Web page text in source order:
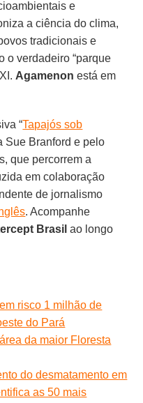
e
a ciência do clima,
tradicionais e
o verdadeiro “parque
Agamenon está em
“Tapajós sob
Sue Branford e pelo
que percorrem a
em colaboração
de jornalismo
. Acompanhe
Brasil ao longo
risco 1 milhão de
do Pará
da maior Floresta
do desmatamento em
as 50 mais